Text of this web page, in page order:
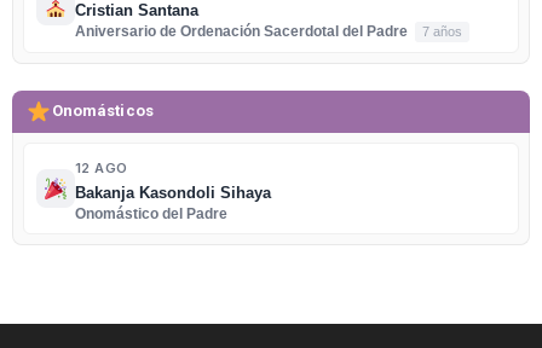
Cristian Santana
Aniversario de Ordenación Sacerdotal del Padre
7 años
Onomásticos
12 AGO
Bakanja Kasondoli Sihaya
Onomástico del Padre